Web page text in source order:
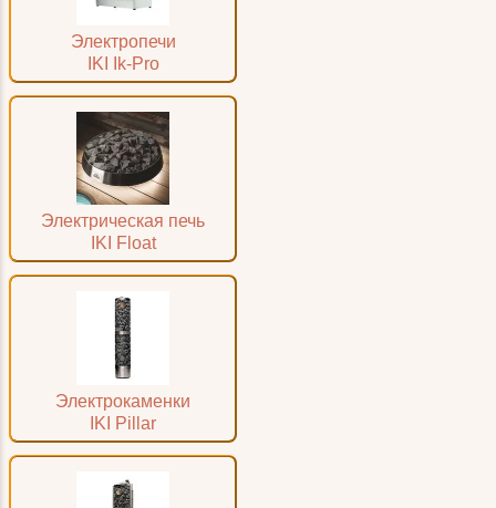
Электропечи
IKI Ik-Pro
Электрическая печь
IKI Float
Электрокаменки
IKI Pillar